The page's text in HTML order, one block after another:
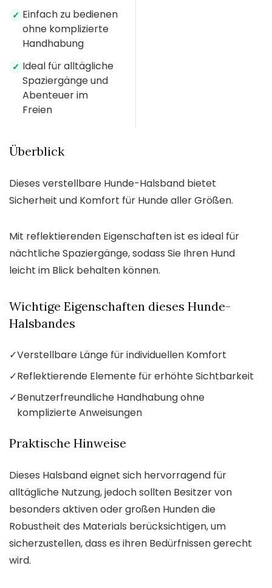
✓ Einfach zu bedienen
ohne komplizierte
Handhabung
✓ Ideal für alltägliche
Spaziergänge und
Abenteuer im
Freien
Überblick
Dieses verstellbare Hunde-Halsband bietet
Sicherheit und Komfort für Hunde aller Größen.
Mit reflektierenden Eigenschaften ist es ideal für
nächtliche Spaziergänge, sodass Sie Ihren Hund
leicht im Blick behalten können.
Wichtige Eigenschaften dieses Hunde-
Halsbandes
✓Verstellbare Länge für individuellen Komfort
✓Reflektierende Elemente für erhöhte Sichtbarkeit
✓Benutzerfreundliche Handhabung ohne
komplizierte Anweisungen
Praktische Hinweise
Dieses Halsband eignet sich hervorragend für
alltägliche Nutzung, jedoch sollten Besitzer von
besonders aktiven oder großen Hunden die
Robustheit des Materials berücksichtigen, um
sicherzustellen, dass es ihren Bedürfnissen gerecht
wird.